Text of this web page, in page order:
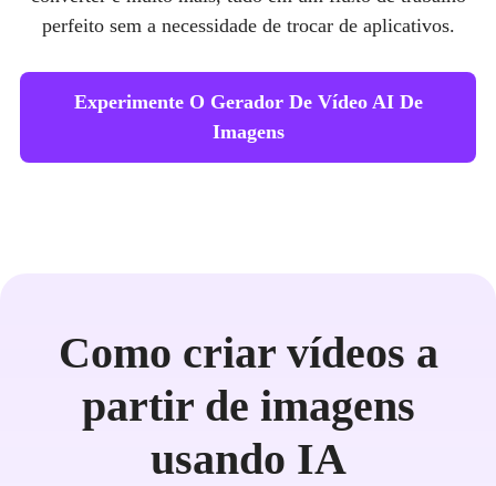
perfeito sem a necessidade de trocar de aplicativos.
Experimente O Gerador De Vídeo AI De
Imagens
Como criar vídeos a
partir de imagens
usando IA